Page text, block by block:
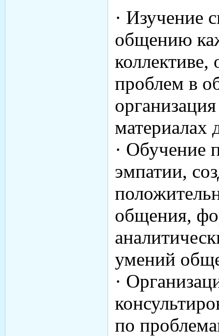
· Изучение
общению
коллективе,
проблем в
материалах
· Обучение
эмпатии,
общения,
умений
·
по